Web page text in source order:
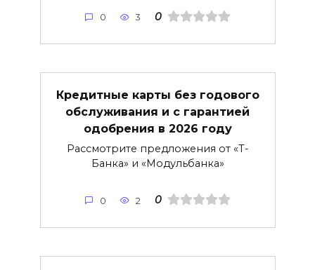
0 3 0
Кредитные карты без годового
обслуживания и с гарантией
одобрения в 2026 году
Рассмотрите предложения от «Т-
Банка» и «Модульбанка»
0 2 0